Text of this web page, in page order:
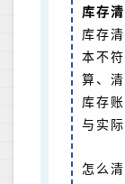
库存
库存
本不
算、
库存
与实
怎么